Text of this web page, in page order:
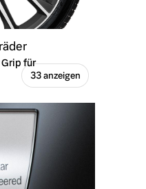
für
33 anzeigen